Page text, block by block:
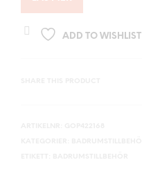
ADD TO WISHLIST